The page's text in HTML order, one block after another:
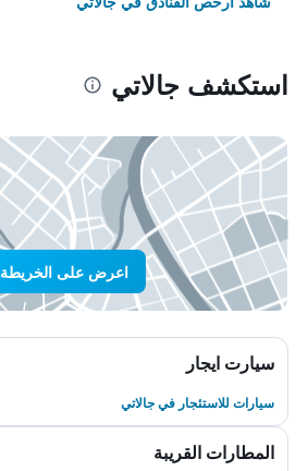
استكشف جالاتي
اعرض على الخريطة
سيارت ايجار
سيارات للاستئجار في جالاتي
المطارات القريبة